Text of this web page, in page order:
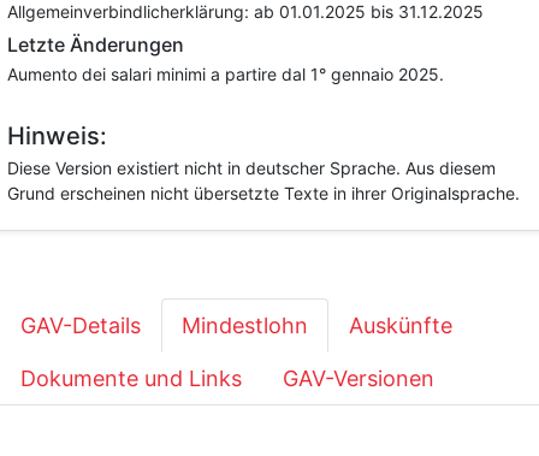
Allgemeinverbindlicherklärung: ab 01.01.2025 bis 31.12.2025
Letzte Änderungen
Aumento dei salari minimi a partire dal 1° gennaio 2025.
Hinweis:
Diese Version existiert nicht in deutscher Sprache. Aus diesem
Grund erscheinen nicht übersetzte Texte in ihrer Originalsprache.
GAV-Details Mindestlohn Auskünfte
Dokumente und Links GAV-Versionen